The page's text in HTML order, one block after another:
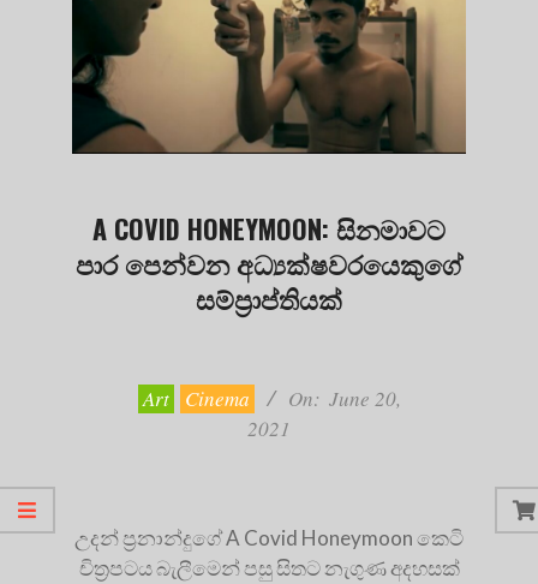
A COVID HONEYMOON: සිනමාවට
පාර පෙන්වන අධ්‍යක්ෂවරයෙකුගේ
සම්ප්‍රාප්තියක්
Art Cinema On: June 20,
2021
උදන් ප්‍රනාන්දුගේ A Covid Honeymoon කෙටි
චිත්‍රපටය බැලීමෙන් පසු සිතට නැගුණ අදහසක්